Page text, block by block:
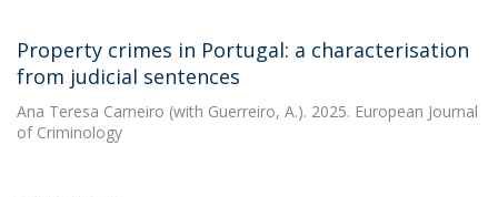
Property crimes in Portugal: a characterisation
from judicial sentences
Ana Teresa Carneiro (with Guerreiro, A.). 2025. European Journal
of Criminology